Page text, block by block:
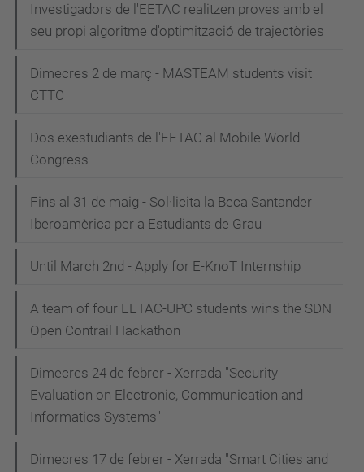
Investigadors de l'EETAC realitzen proves amb el
seu propi algoritme d'optimització de trajectòries
Dimecres 2 de març - MASTEAM students visit
CTTC
Dos exestudiants de l'EETAC al Mobile World
Congress
Fins al 31 de maig - Sol·licita la Beca Santander
Iberoamèrica per a Estudiants de Grau
Until March 2nd - Apply for E-KnoT Internship
A team of four EETAC-UPC students wins the SDN
Open Contrail Hackathon
Dimecres 24 de febrer - Xerrada "Security
Evaluation on Electronic, Communication and
Informatics Systems"
Dimecres 17 de febrer - Xerrada "Smart Cities and